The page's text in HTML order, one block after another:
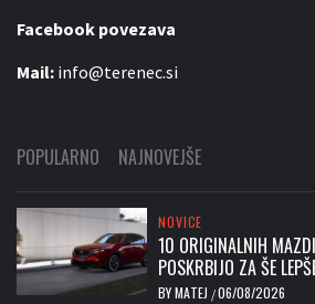
Facebook povezava
Mail: info@terenec.si
POPULARNO NAJNOVEJŠE
NOVICE
10 ORIGINALNIH
POSKRBIJO ZA ŠE
BYMATEJ /06/08/2026